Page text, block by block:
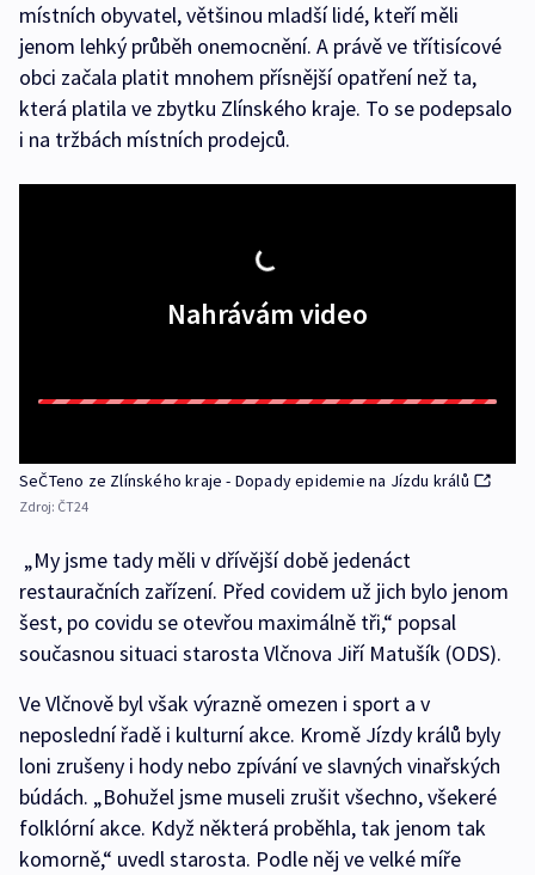
místních obyvatel, většinou mladší lidé, kteří měli
jenom lehký průběh onemocnění. A právě ve třítisícové
obci začala platit mnohem přísnější opatření než ta,
která platila ve zbytku Zlínského kraje. To se podepsalo
i na tržbách místních prodejců.
Nahrávám video
SeČTeno ze Zlínského kraje - Dopady epidemie na Jízdu králů
Zdroj: ČT24
„My jsme tady měli v dřívější době jedenáct
restauračních zařízení. Před covidem už jich bylo jenom
šest, po covidu se otevřou maximálně tři,“ popsal
současnou situaci starosta Vlčnova Jiří Matušík (ODS).
Ve Vlčnově byl však výrazně omezen i sport a v
neposlední řadě i kulturní akce. Kromě Jízdy králů byly
loni zrušeny i hody nebo zpívání ve slavných vinařských
búdách. „Bohužel jsme museli zrušit všechno, všekeré
folklórní akce. Když některá proběhla, tak jenom tak
komorně,“ uvedl starosta. Podle něj ve velké míře